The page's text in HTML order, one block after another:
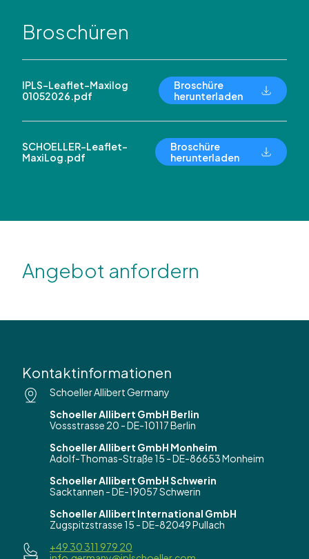
Broschüren
IPLS-Leaflet-Maxilog
01052026.pdf
Broschüre
herunterladen
SCHOELLER-Leaflet-
MaxiLog.pdf
Broschüre
herunterladen
Angebot anfordern
Kontaktinformationen
Schoeller Allibert Germany
Schoeller Allibert GmbH Berlin
Vossstrasse 20 - DE-10117 Berlin
Schoeller Allibert GmbH Monheim
Adolf-Thomas-Straße 15 - DE-86653 Monheim
Schoeller Allibert GmbH Schwerin
Sacktannen - DE-19057 Schwerin
Schoeller Allibert International GmbH
Zugspitzstrasse 15 - DE-82049 Pullach
+49 30 311 979 20